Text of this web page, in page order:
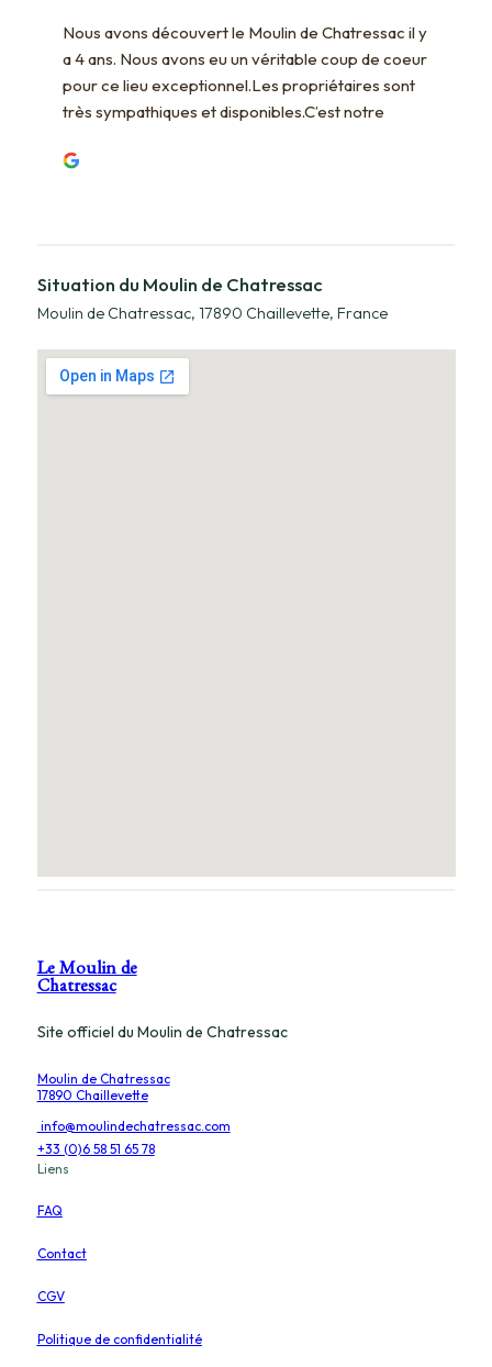
Nous avons découvert le Moulin de Chatressac il y
a 4 ans. Nous avons eu un véritable coup de coeur
pour ce lieu exceptionnel.Les propriétaires sont
très sympathiques et disponibles.C’est notre
le gîte Île de Ré.Tout y est parfait : le cadre est
contempler les oiseaux.N’hésitez pas à y aller : la
déconnexion est garantie
Situation du Moulin de Chatressac
Moulin de Chatressac, 17890 Chaillevette, France
Le Moulin de
Chatressac
Site officiel du Moulin de Chatressac
Moulin de Chatressac
17890 Chaillevette
info@moulindechatressac.com
+33 (0)6 58 51 65 78
Liens
FAQ
Contact
CGV
Politique de confidentialité